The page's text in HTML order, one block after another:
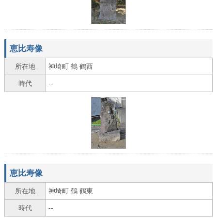
恵比寿像
所在地 神埼町 鶴 鶴西
時代 --
恵比寿像
所在地 神埼町 鶴 鶴東
時代 --